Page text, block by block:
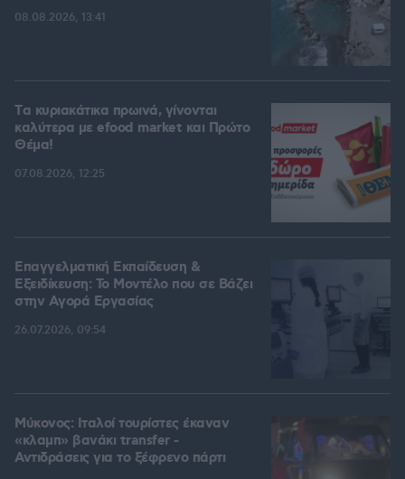
08.08.2026, 13:41
Tα κυριακάτικα πρωινά, γίνονται
καλύτερα με efood market και Πρώτο
Θέμα!
07.08.2026, 12:25
Επαγγελματική Εκπαίδευση &
Εξειδίκευση: Το Mοντέλο που σε Bάζει
στην Aγορά Eργασίας
26.07.2026, 09:54
Μύκονος: Ιταλοί τουρίστες έκαναν
«κλαμπ» βανάκι transfer -
Αντιδράσεις για το ξέφρενο πάρτι